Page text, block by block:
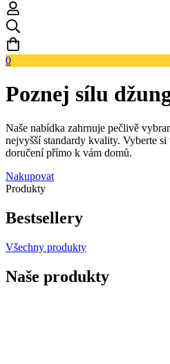
0
Poznej sílu
Naše nabídka zahrnuje pečlivě
nejvyšší standardy kvality. Vyberte
doručení přímo k vám domů.
Nakupovat
Produkty
Bestsellery
Všechny produkty
Naše produkty